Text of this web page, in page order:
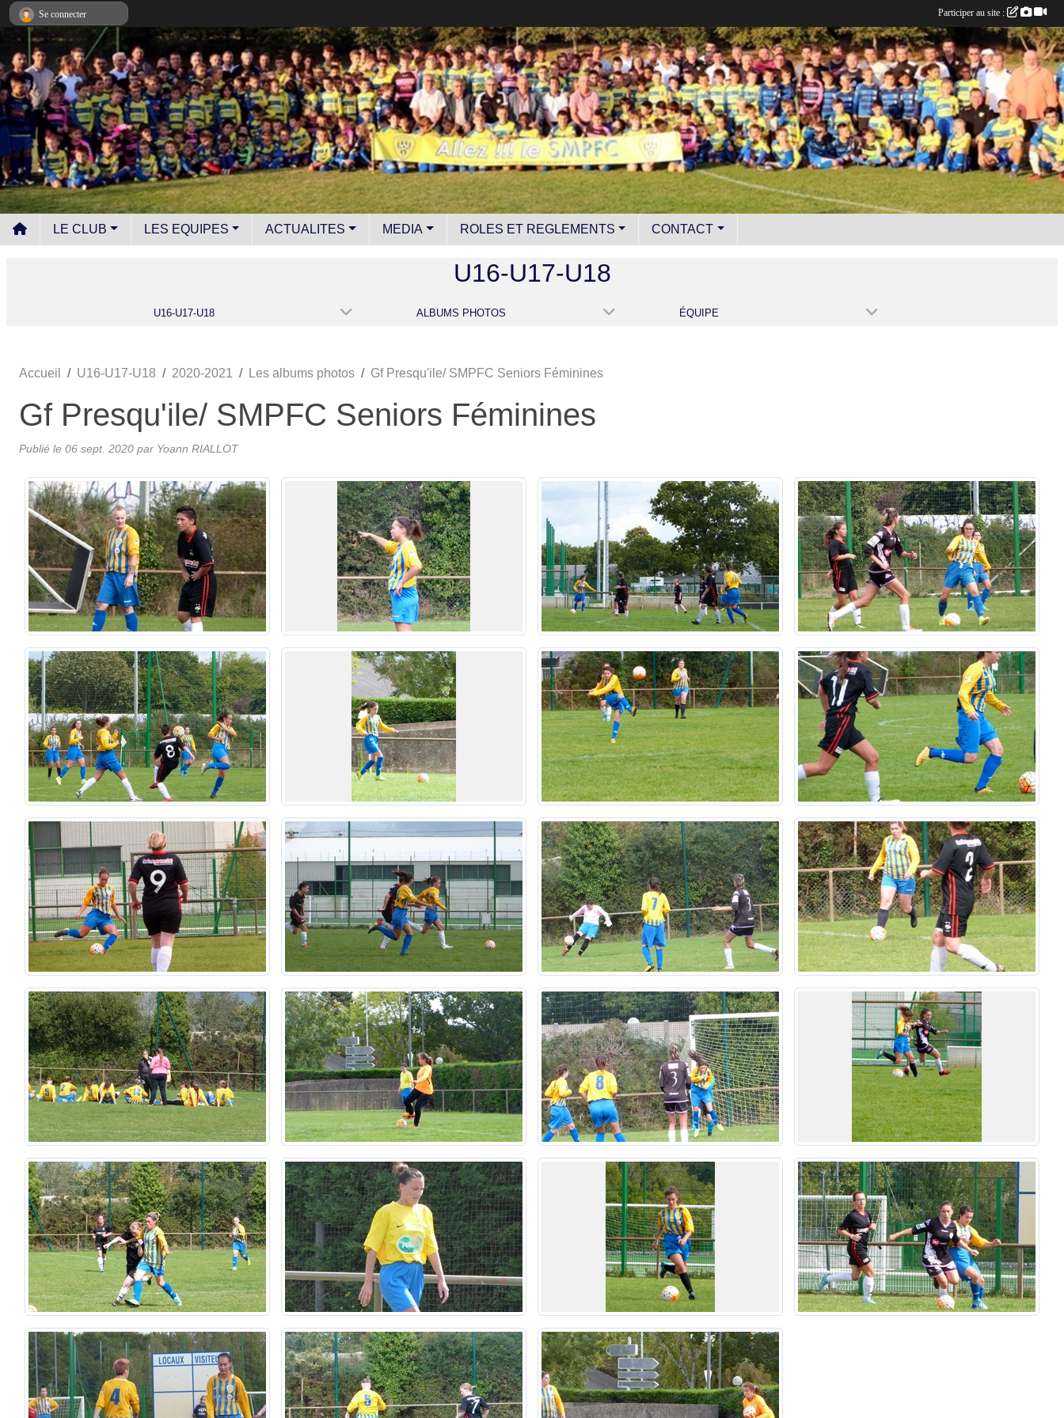
LE CLUB LES EQUIPES ACTUALITES MEDIA ROLES ET REGLEMENTS CONTACT
U16-U17-U18
U16-U17-U18 ALBUMS PHOTOS ÉQUIPE
Accueil U16-U17-U18 2020-2021 Les albums photos Gf Presqu'ile/ SMPFC Seniors Féminines
Gf Presqu'ile/ SMPFC Seniors Féminines
Publié le 06 sept. 2020 par Yoann RIALLOT
Se connecter Participer au site :
Panneau de gestion des cookies